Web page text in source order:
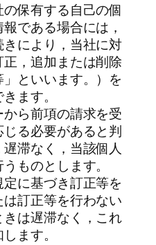
保有する自己の個
である場合には，
により，当社に対
，追加または削除
」といいます。）を
ます。
ら前項の請求を受
る必要があると判
滞なく，当該個人
ものとします。
に基づき訂正等を
訂正等を行わない
は遅滞なく，これ
ます。